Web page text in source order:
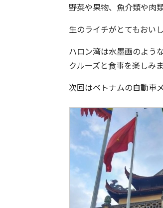
野菜や果物、魚介類や肉
生のライチがとてもおい
ハロン湾は水墨画のよう
クルーズと食事を楽しみま
次回はベトナムの自動車